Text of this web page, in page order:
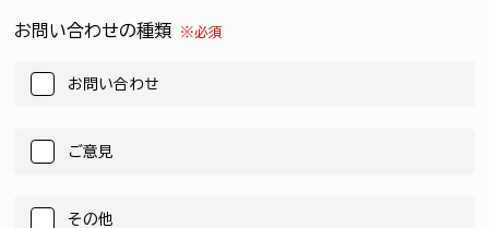
お問い合わせの種類 ※必須
お問い合わせ
ご意見
その他